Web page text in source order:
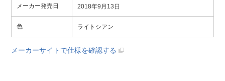
メーカー発売日 2018年9月13日
色 ライトシアン
メーカーサイトで仕様を確認する